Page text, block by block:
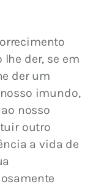
lhe der, se em
der um
imundo,
nosso
outro
a vida de